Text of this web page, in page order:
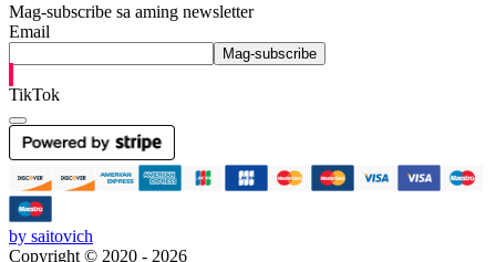
Mag-subscribe sa aming newsletter
Email
Mag-subscribe
TikTok
by saitovich
Copyright © 2020 - 2026